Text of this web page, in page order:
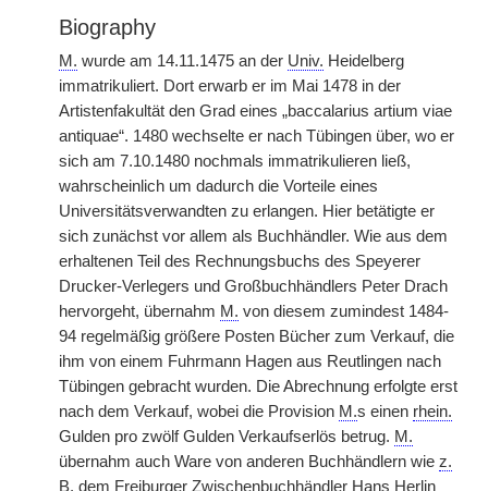
Biography
M. wurde am 14.11.1475 an der Univ. Heidelberg
immatrikuliert. Dort erwarb er im Mai 1478 in der
Artistenfakultät den Grad eines „baccalarius artium viae
antiquae“. 1480 wechselte er nach Tübingen über, wo er
sich am 7.10.1480 nochmals immatrikulieren ließ,
wahrscheinlich um dadurch die Vorteile eines
Universitätsverwandten zu erlangen. Hier betätigte er
sich zunächst vor allem als Buchhändler. Wie aus dem
erhaltenen Teil des Rechnungsbuchs des Speyerer
Drucker-Verlegers und Großbuchhändlers Peter Drach
hervorgeht, übernahm M. von diesem zumindest 1484-
94 regelmäßig größere Posten Bücher zum Verkauf, die
ihm von einem Fuhrmann Hagen aus Reutlingen nach
Tübingen gebracht wurden. Die Abrechnung erfolgte erst
nach dem Verkauf, wobei die Provision M.s einen rhein.
Gulden pro zwölf Gulden Verkaufserlös betrug. M.
übernahm auch Ware von anderen Buchhändlern wie z.
B. dem Freiburger Zwischenbuchhändler Hans Herlin